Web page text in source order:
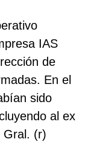
IAS
de
En el
sido
al ex
Gral. (r)